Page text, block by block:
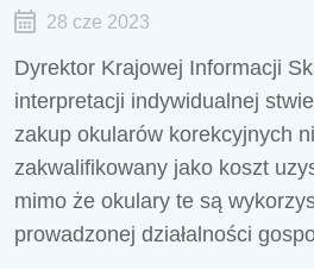
28 cze 2023
Dyrektor Krajowej Informacji
interpretacji indywidualnej
zakup okularów korekcyjnych
zakwalifikowany jako koszt
mimo że okulary te są
prowadzonej działalności